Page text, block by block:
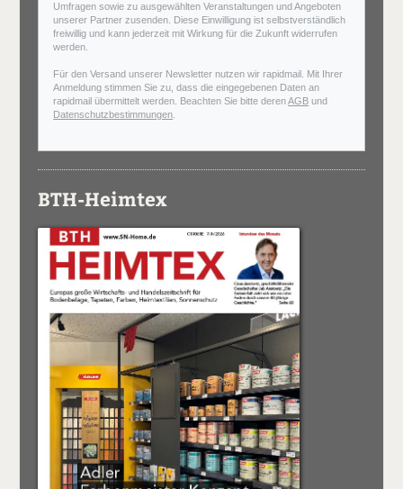
Umfragen sowie zu ausgewählten Veranstaltungen und Angeboten
unserer Partner zusenden. Diese Einwilligung ist selbstverständlich
freiwillig und kann jederzeit mit Wirkung für die Zukunft widerrufen
werden.
Für den Versand unserer Newsletter nutzen wir rapidmail. Mit Ihrer
Anmeldung stimmen Sie zu, dass die eingegebenen Daten an
rapidmail übermittelt werden. Beachten Sie bitte derenAGB und
Datenschutzbestimmungen
BTH-Heimtex